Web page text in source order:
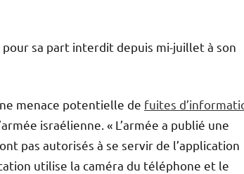
sa part interdit depuis mi-juillet à son
menace potentielle de fuites
israélienne. « L’armée a publié une
pas autorisés à se servir de l’application
utilise la caméra du téléphone et le